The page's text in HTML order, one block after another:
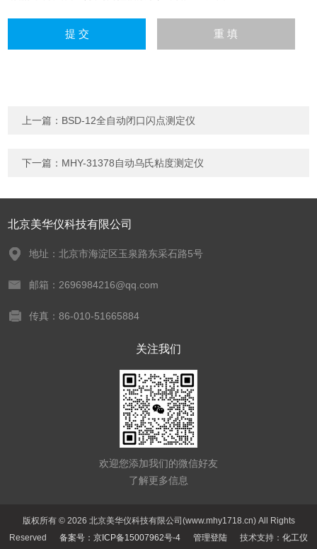
上一篇： BSD-12全自动闭口闪点测定仪
下一篇： MHY-31378自动乌氏粘度测定仪
北京美华仪科技有限公司
地址：北京市海淀区玉泉路东采石路5号
邮箱：2696984216@qq.com
传真：86-010-51665884
关注我们
欢迎您添加我们的微信好友
了解更多信息
版权所有 © 2026 北京美华仪科技有限公司(www.mhy1718.cn) All Rights
Reserved 备案号：京ICP备15007962号-4 管理登陆 技术支持： 化工仪